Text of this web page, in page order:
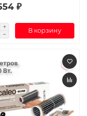
₽
В корзину